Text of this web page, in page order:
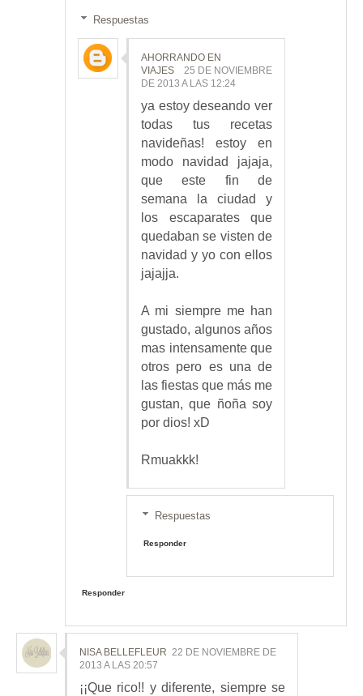
Respuestas
AHORRANDO EN
VIAJES
25 DE NOVIEMBRE
DE 2013 A LAS 12:24
ya estoy deseando ver
todas tus recetas
navideñas! estoy en
modo navidad jajaja,
que este fin de
semana la ciudad y
los escaparates que
quedaban se visten de
navidad y yo con ellos
jajajja.
A mi siempre me han
gustado, algunos años
mas intensamente que
otros pero es una de
las fiestas que más me
gustan, que ñoña soy
por dios! xD
Rmuakkk!
Respuestas
Responder
Responder
NISA BELLEFLEUR 22 DE NOVIEMBRE DE
2013 A LAS 20:57
¡¡Que rico!! y diferente, siempre se